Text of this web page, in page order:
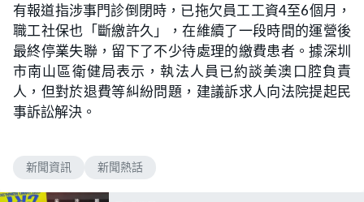
有報道指涉事門診倒閉時，已拖欠員工工資4至6個月，
職工社保也「斷繳許久」，在維續了一段時間的運營後
最終停業失聯，留下了不少待處理的繳費患者。據深圳
市南山區衛健局表示，執法人員已約談美澳口腔負責
人，但對於退費等糾紛問題，建議訴求人向法院提起民
事訴訟解決。
新聞資訊 新聞熱話